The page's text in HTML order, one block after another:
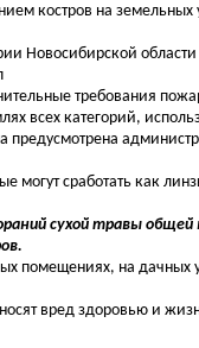
костров на земельных
Новосибирской области
требования
всех категорий,
предусмотрена
могут сработать как
сухой травы
помещениях, на дачных
вред здоровью и